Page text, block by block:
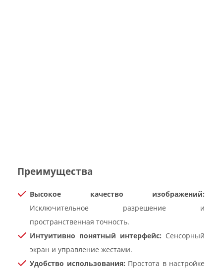
Преимущества
Высокое качество изображений:
Исключительное разрешение и
пространственная точность.
Интуитивно понятный интерфейс: Сенсорный
экран и управление жестами.
Удобство использования: Простота в настройке